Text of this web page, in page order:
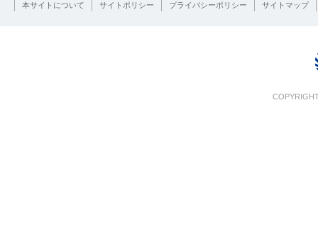
本サイトについて サイトポリシー プライバシーポリシー サイトマップ